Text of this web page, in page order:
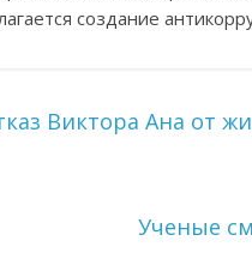
создание
Виктора Ана от
Ученые